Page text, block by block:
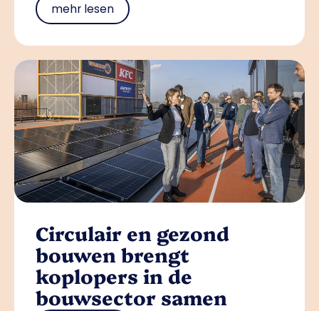
mehr lesen
Circulair en gezond
bouwen brengt
koplopers in de
bouwsector samen